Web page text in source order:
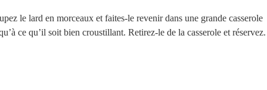
le lard en morceaux et faites-le revenir dans une grande casserole
ce qu’il soit bien croustillant. Retirez-le de la casserole et réservez.